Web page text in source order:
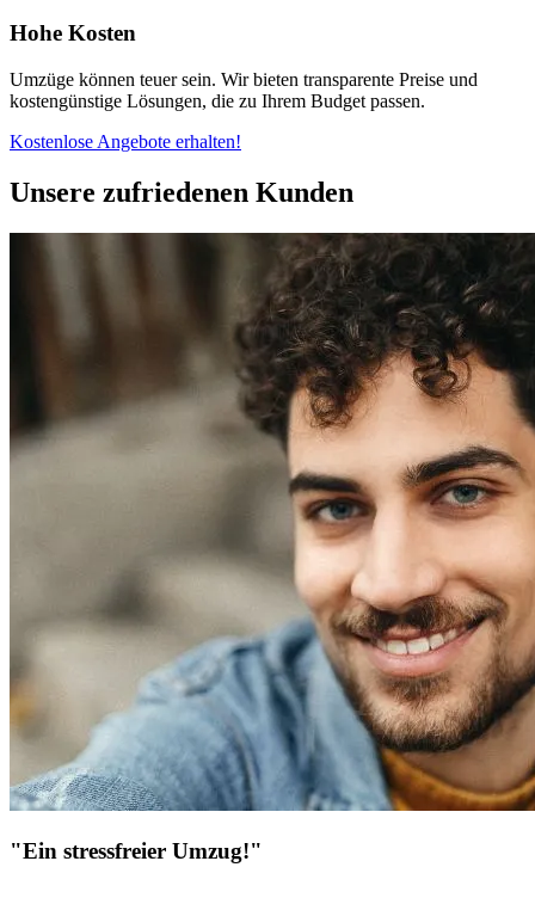
Hohe Kosten
Umzüge können teuer sein. Wir bieten transparente Preise und
kostengünstige Lösungen, die zu Ihrem Budget passen.
Kostenlose Angebote erhalten!
Unsere zufriedenen Kunden
"Ein stressfreier Umzug!"